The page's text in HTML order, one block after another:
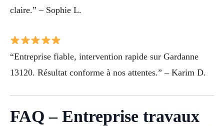
claire.” – Sophie L.
“Entreprise fiable, intervention rapide sur Gardanne
13120. Résultat conforme à nos attentes.” – Karim D.
FAQ – Entreprise travaux